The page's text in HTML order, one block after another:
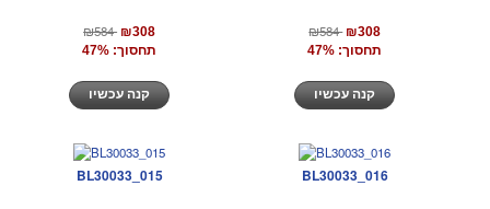
₪584 ₪308
תחסוך: 47%
₪584 ₪308
תחסוך: 47%
BL30033_015 BL30033_016